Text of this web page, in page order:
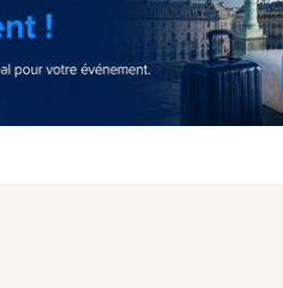
67 - Bas-Rhin